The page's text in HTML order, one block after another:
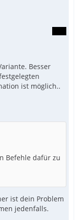
Besser
ist möglich..
Befehle dafür zu
ist dein Problem
jedenfalls.